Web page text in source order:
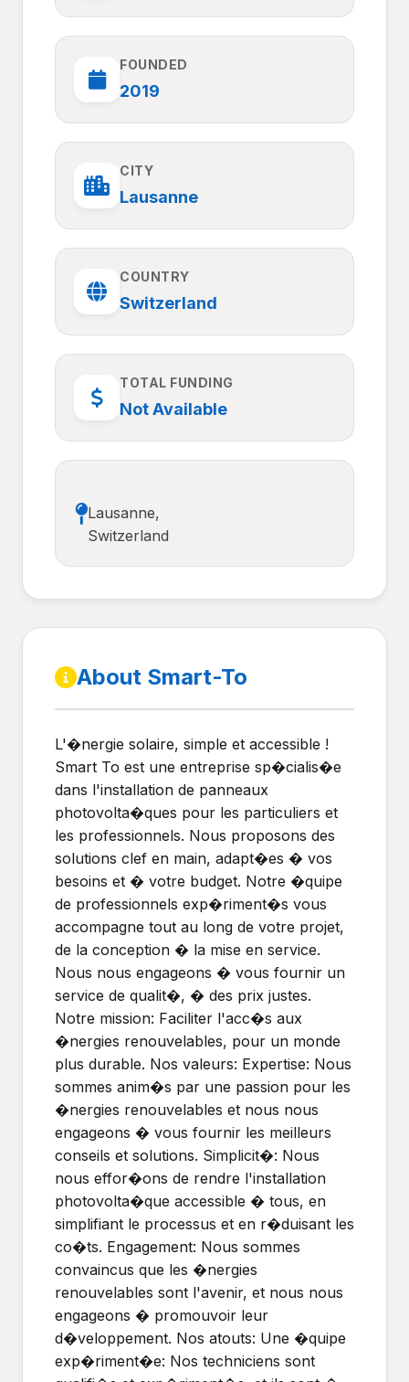
FOUNDED
2019
CITY
Lausanne
COUNTRY
Switzerland
TOTAL FUNDING
Not Available
Lausanne,
Switzerland
About Smart-To
L'�nergie solaire, simple et accessible !
Smart To est une entreprise sp�cialis�e
dans l'installation de panneaux
photovolta�ques pour les particuliers et
les professionnels. Nous proposons des
solutions clef en main, adapt�es � vos
besoins et � votre budget. Notre �quipe
de professionnels exp�riment�s vous
accompagne tout au long de votre projet,
de la conception � la mise en service.
Nous nous engageons � vous fournir un
service de qualit�, � des prix justes.
Notre mission: Faciliter l'acc�s aux
�nergies renouvelables, pour un monde
plus durable. Nos valeurs: Expertise: Nous
sommes anim�s par une passion pour les
�nergies renouvelables et nous nous
engageons � vous fournir les meilleurs
conseils et solutions. Simplicit�: Nous
nous effor�ons de rendre l'installation
photovolta�que accessible � tous, en
simplifiant le processus et en r�duisant les
co�ts. Engagement: Nous sommes
convaincus que les �nergies
renouvelables sont l'avenir, et nous nous
engageons � promouvoir leur
d�veloppement. Nos atouts: Une �quipe
exp�riment�e: Nos techniciens sont